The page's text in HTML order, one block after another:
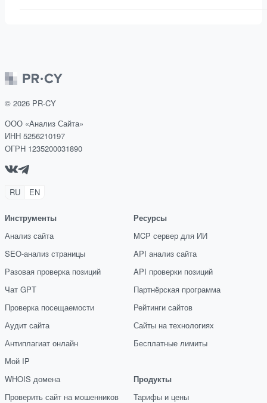
© 2026 PR-CY
ООО «Анализ Сайта»
ИНН 5256210197
ОГРН 1235200031890
RU EN
Инструменты
Анализ сайта
SEO-анализ страницы
Разовая проверка позиций
Чат GPT
Проверка посещаемости
Аудит сайта
Антиплагиат онлайн
Мой IP
WHOIS домена
Проверить сайт на мошенников
Ресурсы
MCP сервер для ИИ
API анализ сайта
API проверки позиций
Партнёрская программа
Рейтинги сайтов
Сайты на технологиях
Бесплатные лимиты
Продукты
Тарифы и цены